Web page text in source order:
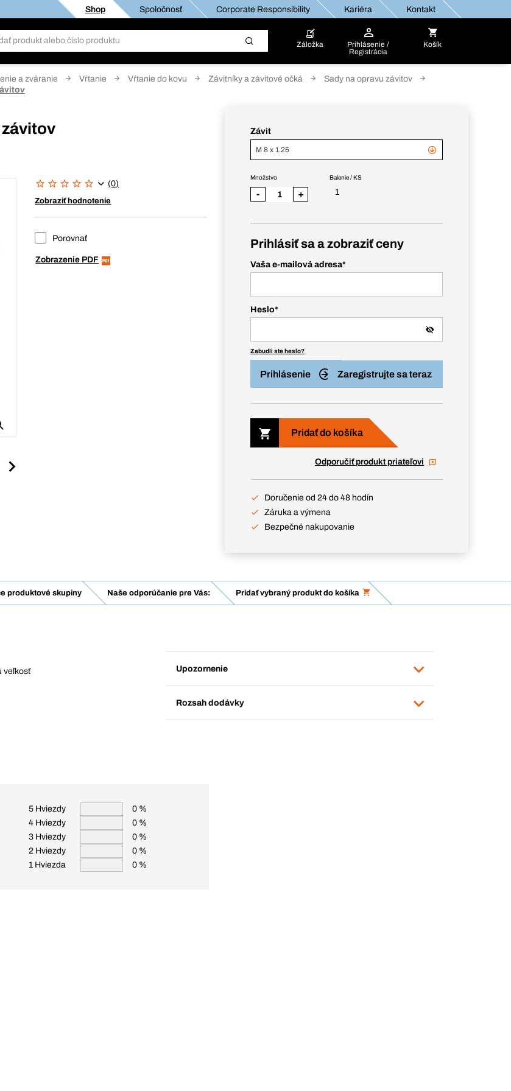
Shop Spoločnosť Corporate Responsibility Kariéra Kontakt
Záložka
Prihlásenie /
Registrácia
Košík
a zváranie Vŕtanie Vŕtanie do kovu Závitníky a závitové očká
Sady na opravu závitov
(0)
Zobraziť hodnotenie
Porovnať
Zobrazenie PDF
Závit
M 8 x 1.25
Balenie / KS
1
Množstvo
- +
Prihlásiť sa a zobraziť ceny
Vaša e-mailová adresa*
Heslo*
Zabudli ste heslo?
Prihlásenie Zaregistrujte sa teraz
Pridať do košíka
Odporučiť produkt priateľovi
Doručenie od 24 do 48 hodín
Záruka a výmena
Bezpečné nakupovanie
produktové skupiny Naše odporúčanie pre Vás: Pridať vybraný produkt do košíka
veľkosť
Upozornenie
Rozsah dodávky
5 Hviezdy
0 %
4 Hviezdy
0 %
3 Hviezdy
0 %
2 Hviezdy
0 %
1 Hviezda
0 %